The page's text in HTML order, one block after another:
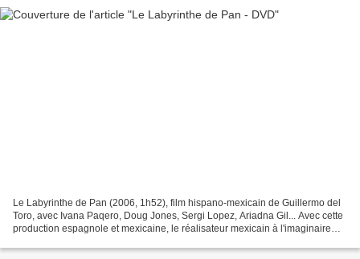
Le Labyrinthe de Pan (2006, 1h52), film hispano-mexicain de Guillermo del
Toro, avec Ivana Paqero, Doug Jones, Sergi Lopez, Ariadna Gil... Avec cette
production espagnole et mexicaine, le réalisateur mexicain à l'imaginaire